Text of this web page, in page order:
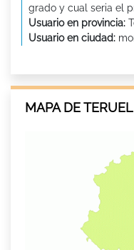
grado y cual seria el
Usuario en provincia:
Usuario en ciudad:
MAPA DE TERUEL